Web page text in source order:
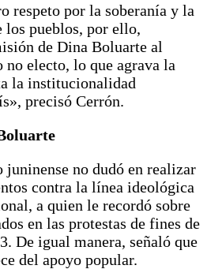
respeto por la soberanía y la
los pueblos, por ello,
de Dina Boluarte al
electo, lo que agrava la
la institucionalidad
precisó Cerrón.
no dudó en realizar
contra la línea ideológica
a quien le recordó sobre
en las protestas de fines de
De igual manera, señaló que
del apoyo popular.